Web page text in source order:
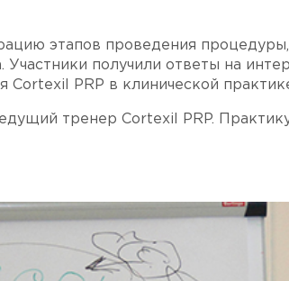
этапов проведения
Участники получили ответы на
Cortexil PRP в клинической
тренер Cortexil PRP.